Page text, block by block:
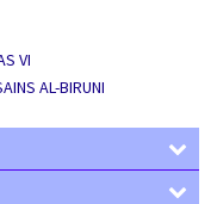
VI
AL-BIRUNI